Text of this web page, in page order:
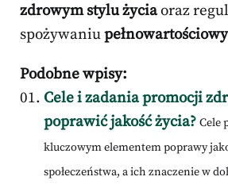
zdrowym stylu życiaoraz
spożywaniu
Podobne wpisy:
Cele i zadania promocji
poprawić jakość życia? Cele
kluczowym elementem poprawy
społeczeństwa, a ich znaczenie w